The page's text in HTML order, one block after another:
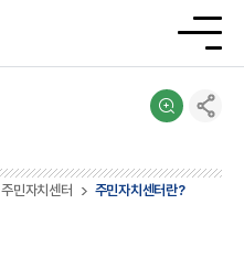
주민자치센터 주민자치센터란?